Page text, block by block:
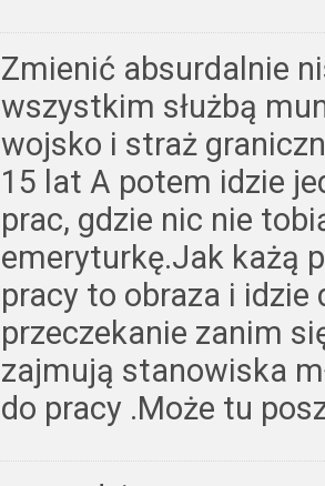
Zmienić absurdalnie
wszystkim służbą
wojsko i straż
15 lat A potem idzie
prac, gdzie nic nie
emeryturkę.Jak każą
pracy to obraza i idzie
przeczekanie zanim
zajmują stanowiska
do pracy .Może tu